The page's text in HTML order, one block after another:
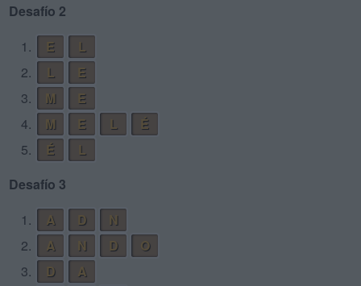
Desafío 2
1.
E
L
2.
L
E
3.
M
E
4.
M E L
É
5.
É
L
Desafío 3
1.
A D
N
2.
A N D
O
3.
D
A